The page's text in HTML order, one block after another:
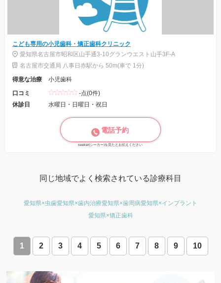
こども専用の小児歯科・矯正歯科クリニック
愛知県名古屋市昭和区山手通3-10グランウエスト山手3F-A
名古屋市交通局 八事日赤駅から 50m(車で 1分)
得意な治療
小児歯科
口コミ
-点(0件)
休診日
水曜日・日曜日・祝日
電話予約
seeker(シーカー)を見たとお伝えください
同じ地域でよく検索されている診療科目
愛知県×虫歯愛知県×歯内治療愛知県×歯周病愛知県×インプラント
愛知県×矯正歯科
1 2 3 4 5 6 7 8 9 10